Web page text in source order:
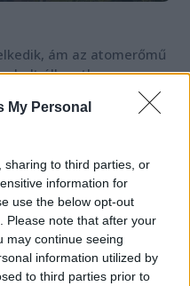
My Personal
sharing to third parties, or
information for
use the below opt-out
Please note that after your
may continue seeing
information utilized by
to third parties prior to
ám az atomerőmű
állapotban,